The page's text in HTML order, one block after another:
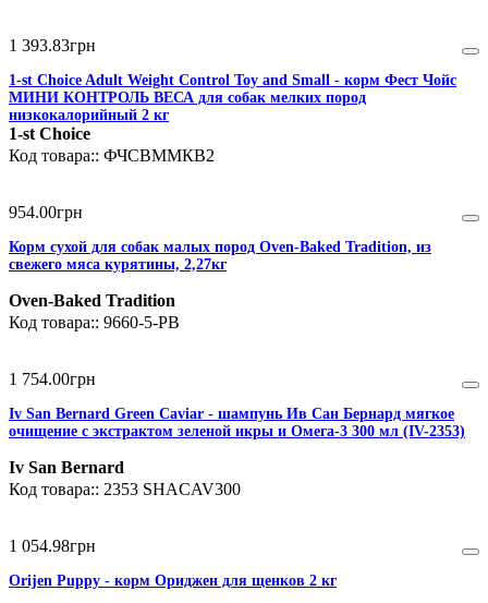
1 393.83грн
1-st Choice Adult Weight Control Toy and Small - корм Фест Чойс
МИНИ КОНТРОЛЬ ВЕСА для собак мелких пород
низкокалорийный 2 кг
1-st Choice
ФЧСВММКВ2
954.00грн
Корм сухой для собак малых пород Oven-Baked Tradition, из
свежего мяса курятины, 2,27кг
Oven-Baked Tradition
9660-5-PB
1 754.00грн
Iv San Bernard Green Caviar - шампунь Ив Сан Бернард мягкое
очищение с экстрактом зеленой икры и Омега-3 300 мл (IV-2353)
Iv San Bernard
2353 SHACAV300
1 054.98грн
Orijen Puppy - корм Ориджен для щенков 2 кг